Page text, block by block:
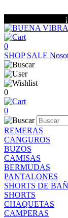
0
SHOP SALE
0
0
REMERAS
CANGUROS
BUZOS
CAMISAS
BERMUDAS
PANTALONES
SHORTS DE
SHORTS
CHAQUETAS
CAMPERAS